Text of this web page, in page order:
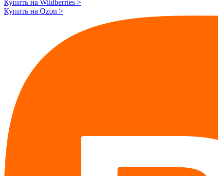
Купить на Wildberries >
Купить на Ozon >